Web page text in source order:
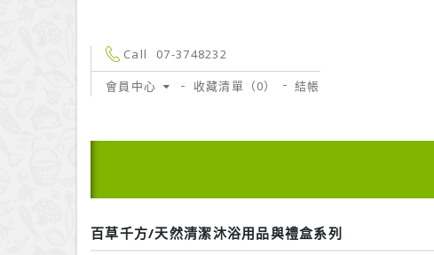
Call
07-3748232
會員中心
收藏清單（0） 結帳
百草千方/天然清潔沐浴用品與禮盒系列